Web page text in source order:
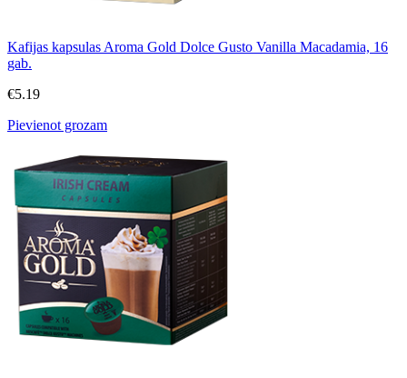
Kafijas kapsulas Aroma Gold Dolce Gusto Vanilla Macadamia, 16
gab.
€5.19
Pievienot grozam